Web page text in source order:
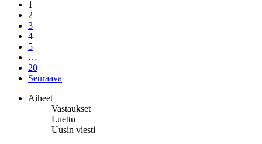
1
2
3
4
5
…
20
Seuraava
Aiheet
Vastaukset
Luettu
Uusin viesti